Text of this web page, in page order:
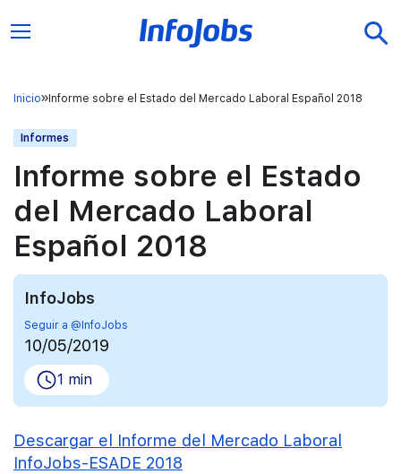
Inicio Informe sobre el Estado del Mercado Laboral Español 2018
Informes
Informe sobre el Estado
del Mercado Laboral
Español 2018
InfoJobs
Seguir a @InfoJobs
10/05/2019
1 min
Descargar el Informe del Mercado Laboral
InfoJobs-ESADE 2018